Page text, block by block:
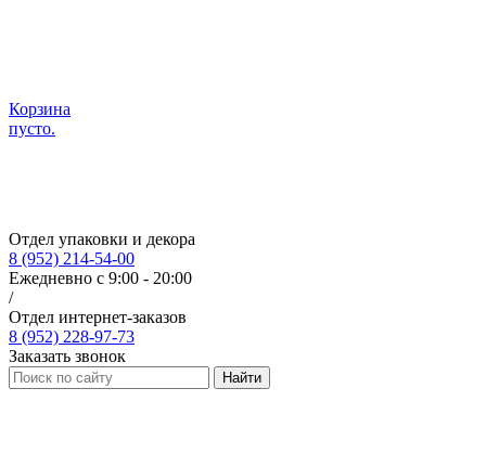
Корзина
пусто.
Отдел упаковки и декора
8 (952) 214-54-00
Ежедневно с 9:00 - 20:00
/
Отдел интернет-заказов
8 (952) 228-97-73
Заказать звонок
Найти